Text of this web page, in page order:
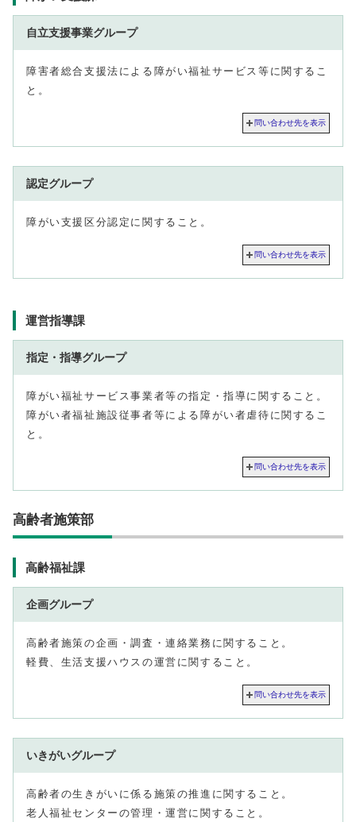
自立支援事業グループ
障害者総合支援法による障がい福祉サービス等に関するこ
と。
問い合わせ先を表示
認定グループ
障がい支援区分認定に関すること。
問い合わせ先を表示
運営指導課
指定・指導グループ
障がい福祉サービス事業者等の指定・指導に関すること。
障がい者福祉施設従事者等による障がい者虐待に関するこ
と。
問い合わせ先を表示
高齢者施策部
高齢福祉課
企画グループ
高齢者施策の企画・調査・連絡業務に関すること。
軽費、生活支援ハウスの運営に関すること。
問い合わせ先を表示
いきがいグループ
高齢者の生きがいに係る施策の推進に関すること。
老人福祉センターの管理・運営に関すること。